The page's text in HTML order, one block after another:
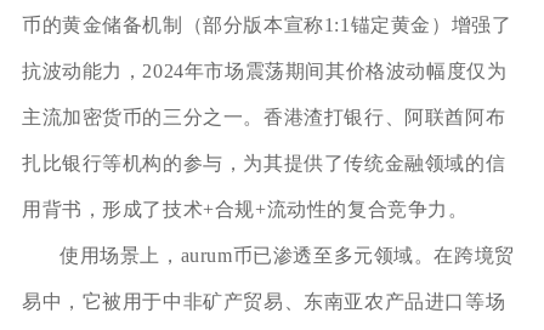
币的黄金储备机制（部分版本宣称1:1锚定黄金）增强了
抗波动能力，2024年市场震荡期间其价格波动幅度仅为
主流加密货币的三分之一。香港渣打银行、阿联酋阿布
扎比银行等机构的参与，为其提供了传统金融领域的信
用背书，形成了技术+合规+流动性的复合竞争力。
使用场景上，aurum币已渗透至多元领域。在跨境贸
易中，它被用于中非矿产贸易、东南亚农产品进口等场